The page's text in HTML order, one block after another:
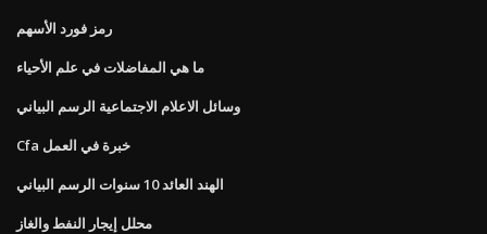
رمز فورد الأسهم
ما هي المفاضلات في علم الأحياء
وسائل الاعلام الاجتماعية الرسم البياني
Cfa خبرة في العمل
الهند العائد 10 سنوات الرسم البياني
محلل إيجار النفط والغاز